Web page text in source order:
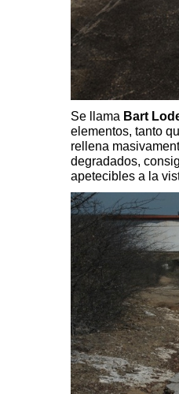
Se llama Bart
elementos, tanto
rellena
degradados,
apetecibles a la